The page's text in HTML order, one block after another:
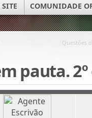
COMUNIDADE
Questões
pauta.